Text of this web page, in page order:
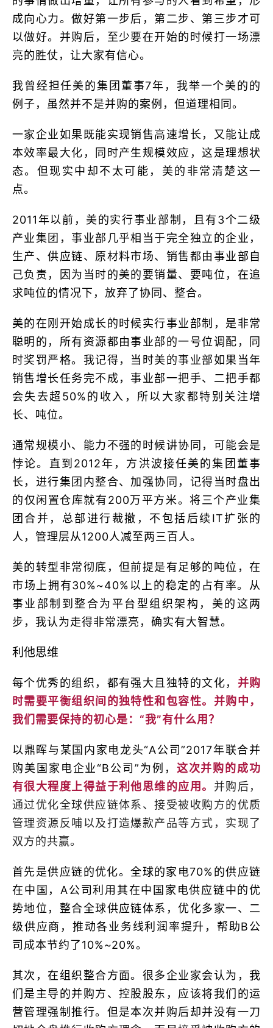
成向心力。做好第一步后，第二步、第三步才可
以做好。并购后，至少要在开始的时候打一场漂
亮的胜仗，让大家有信心。
我曾经担任美的集团董事7年，我举一个美的的
例子，虽然并不是并购的案例，但道理相同。
一家企业如果既能实现销售高速增长，又能让成
本效率最大化，同时产生规模效应，这是理想状
态。但现实中却不太可能，美的非常清楚这一
点。
2011年以前，美的实行事业部制，且有3个二级
产业集团，事业部几乎相当于完全独立的企业，
生产、供应链、原材料市场、销售都由事业部自
己负责，因为当时的美的要销量、要吨位，在追
求吨位的情况下，放弃了协同、整合。
美的在刚开始成长的时候实行事业部制，是非常
聪明的，所有资源都由事业部的一号位调配，同
时奖罚严格。我记得，当时美的事业部如果当年
销售增长任务完不成，事业部一把手、二把手都
会失去超50%的收入，所以大家都特别关注增
长、吨位。
通常规模小、能力不强的时候讲协同，可能会是
悖论。直到2012年，方洪波接任美的集团董事
长，进行集团内整合、加强协同，记得当时盘出
的仅闲置仓库就有200万平方米。将三个产业集
团合并，总部进行裁撤，不包括后续IT扩张的
人，管理层从1200人减至两三百人。
美的转型非常彻底，但前提是有足够的吨位，在
市场上拥有30%~40%以上的稳定的占有率。从
事业部制到整合为平台型组织架构，美的这两
步，我认为走得非常漂亮，确实有大智慧。
利他思维
每个优秀的组织，都有强大且独特的文化， 并购
时需要平衡组织间的独特性和包容性。并购中，
我们需要保持的初心是：“我”有什么用？
以鼎晖与某国内家电龙头“A公司”2017年联合并
购美国家电企业“B公司”为例， 这次并购的成功
有很大程度上得益于利他思维的应用。 并购后，
通过优化全球供应链体系、接受被收购方的优质
管理资源反哺以及打造爆款产品等方式，实现了
双方的共赢。
首先是供应链的优化。全球的家电70%的供应链
在中国，A公司利用其在中国家电供应链中的优
势地位，整合全球供应链体系，优化多家一、二
级供应商，推动各业务线利润率提升，帮助B公
司成本节约了10%~20%。
其次，在组织整合方面。很多企业家会认为，我
们是主导的并购方、控股股东，应该将我们的运
营管理强制推行。但是本次并购后却并没有一刀